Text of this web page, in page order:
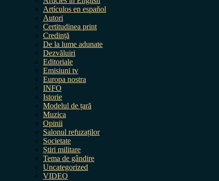
Artículos en español
Autori
Certitudinea print
Credință
De la lume adunate
Dezvăluiri
Editoriale
Emisiuni tv
Europa nostra
INFO
Istorie
Modelul de țară
Muzica
Opinii
Salonul refuzaților
Societate
Știri militare
Tema de gândire
Uncategorized
VIDEO